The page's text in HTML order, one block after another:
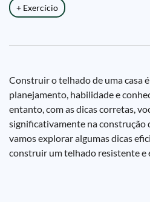
+ Exercício
Construir o telhado de uma casa
planejamento, habilidade e
entanto, com as dicas corretas,
significativamente na construção
vamos explorar algumas dicas
construir um telhado resistente e